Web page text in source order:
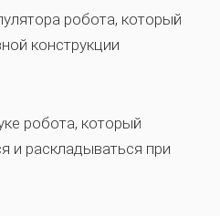
робота, который
конструкции
робота, который
и раскладываться при